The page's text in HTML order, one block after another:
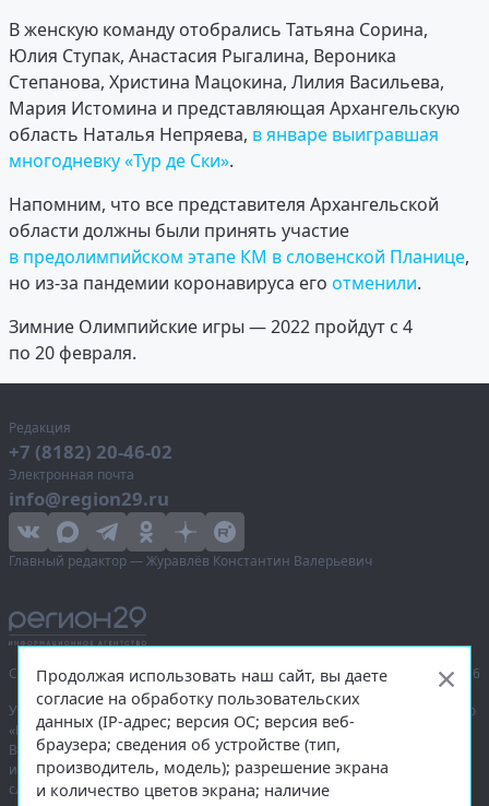
В женскую команду отобрались Татьяна Сорина,
Юлия Ступак, Анастасия Рыгалина, Вероника
Степанова, Христина Мацокина, Лилия Васильева,
Мария Истомина и представляющая Архангельскую
область Наталья Непряева, в январе выигравшая
многодневку «Тур де Ски».
Напомним, что все представителя Архангельской
области должны были принять участие
в предолимпийском этапе КМ в словенской Планице,
но из-за пандемии коронавируса его отменили.
Зимние Олимпийские игры — 2022 пройдут с 4
по 20 февраля.
Редакция
+7 (8182) 20-46-02
Электронная почта
info@region29.ru
Главный редактор — Журавлёв Константин Валерьевич
Сетевое издание «Информационное агентство Регион 29»,
© 2016–2026
Учредитель — общество с ограниченной ответственностью «Агентство
«Правда Севера».
Выписка из реестра зарегистрированных средств массовой
информации:ЭЛ № ФС 77-74226от 09.11.2018 выдано Федеральной
службой по надзору в сфере связи, информационных технологий
Продолжая использовать наш сайт, вы даете
согласие на обработку пользовательских
данных (IP-адрес; версия ОС; версия веб-
браузера; сведения об устройстве (тип,
производитель, модель); разрешение экрана
и количество цветов экрана; наличие